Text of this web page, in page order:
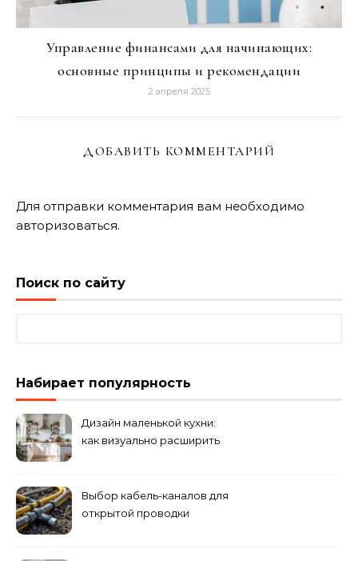
Управление финансами для начинающих:
основные принципы и рекомендации
2 апреля 2025
ДОБАВИТЬ КОММЕНТАРИЙ
Для отправки комментария вам необходимо
авторизоваться.
Поиск по сайту
Набирает популярность
Дизайн маленькой кухни:
как визуально расширить
Выбор кабель-каналов для
открытой проводки